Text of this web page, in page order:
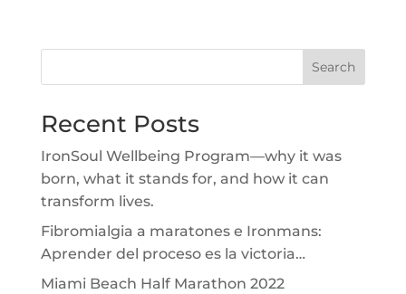
Search
Recent Posts
IronSoul Wellbeing Program—why it was
born, what it stands for, and how it can
transform lives.
Fibromialgia a maratones e Ironmans:
Aprender del proceso es la victoria…
Miami Beach Half Marathon 2022